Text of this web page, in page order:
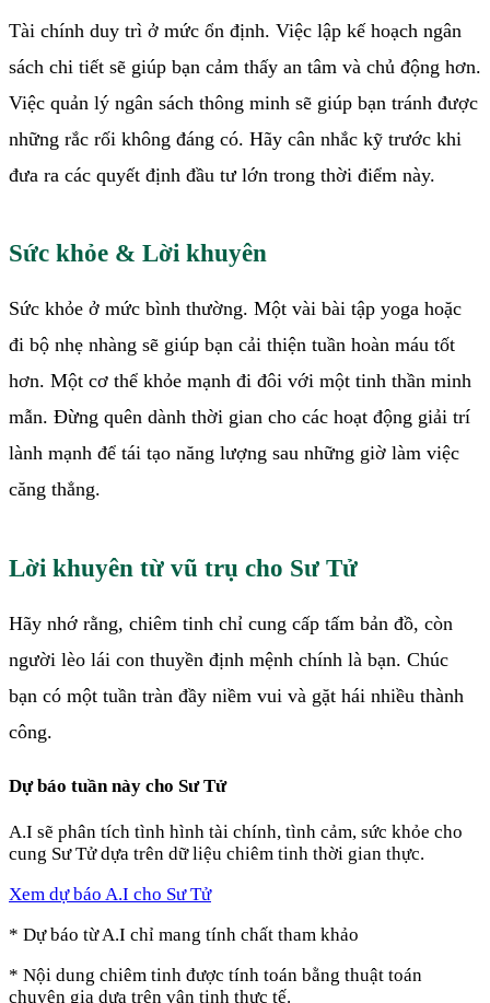
Tài chính duy trì ở mức ổn định. Việc lập kế hoạch ngân
sách chi tiết sẽ giúp bạn cảm thấy an tâm và chủ động hơn.
Việc quản lý ngân sách thông minh sẽ giúp bạn tránh được
những rắc rối không đáng có. Hãy cân nhắc kỹ trước khi
đưa ra các quyết định đầu tư lớn trong thời điểm này.
Sức khỏe & Lời khuyên
Sức khỏe ở mức bình thường. Một vài bài tập yoga hoặc
đi bộ nhẹ nhàng sẽ giúp bạn cải thiện tuần hoàn máu tốt
hơn. Một cơ thể khỏe mạnh đi đôi với một tinh thần minh
mẫn. Đừng quên dành thời gian cho các hoạt động giải trí
lành mạnh để tái tạo năng lượng sau những giờ làm việc
căng thẳng.
Lời khuyên từ vũ trụ cho Sư Tử
Hãy nhớ rằng, chiêm tinh chỉ cung cấp tấm bản đồ, còn
người lèo lái con thuyền định mệnh chính là bạn. Chúc
bạn có một tuần tràn đầy niềm vui và gặt hái nhiều thành
công.
Dự báo tuần này cho Sư Tử
A.I sẽ phân tích tình hình tài chính, tình cảm, sức khỏe cho
cung Sư Tửdựa trên dữ liệu chiêm tinh thời gian thực.
Xem dự báo A.I cho Sư Tử
* Dự báo từ A.I chỉ mang tính chất tham khảo
* Nội dung chiêm tinh được tính toán bằng thuật toán
chuyên gia dựa trên vận tinh thực tế.